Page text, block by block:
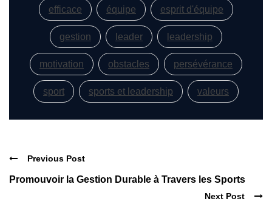
efficace équipe esprit d'équipe
gestion leader leadership
motivation obstacles persévérance
sport sports et leadership valeurs
Previous Post
Promouvoir la Gestion Durable à Travers les Sports
Next Post